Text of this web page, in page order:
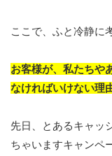
ここで、ふと冷静に
お客様が、私たちや
なければいけない理
先日、とあるキャッ
ちゃいますキャンペ